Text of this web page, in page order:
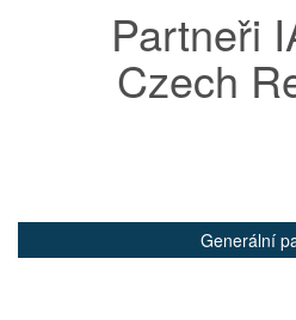
Partneři
Czech
Generální